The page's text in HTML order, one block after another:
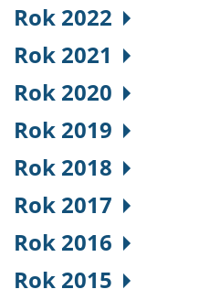
Rok 2022
Rok 2021
Rok 2020
Rok 2019
Rok 2018
Rok 2017
Rok 2016
Rok 2015